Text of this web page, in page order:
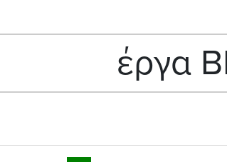
έργα